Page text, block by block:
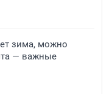
зима, можно
— важные